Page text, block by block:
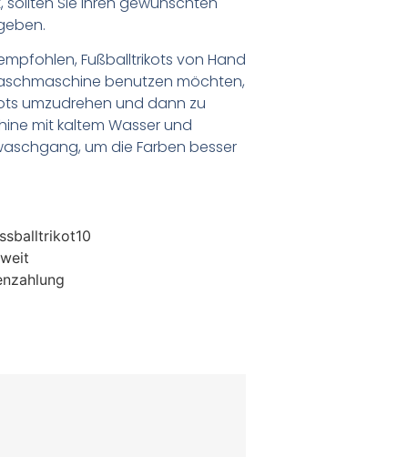
Fußballtrikots von Hand
benutzen möchten,
umzudrehen und dann zu
mit kaltem Wasser und
um die Farben besser